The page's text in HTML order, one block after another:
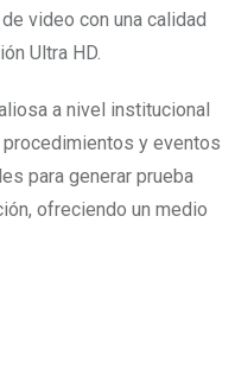
video con una calidad
Ultra HD.
a nivel institucional
y eventos
para generar prueba
ofreciendo un medio